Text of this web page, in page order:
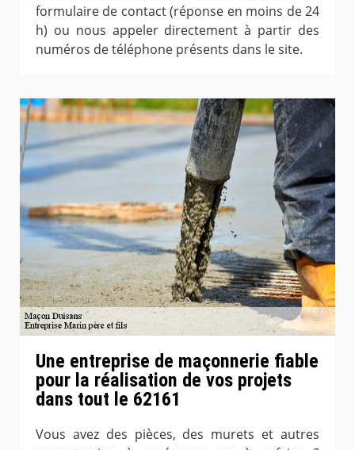
formulaire de contact (réponse en moins de 24
h) ou nous appeler directement à partir des
numéros de téléphone présents dans le site.
Une entreprise de maçonnerie fiable
pour la réalisation de vos projets
dans tout le 62161
Vous avez des pièces, des murets et autres